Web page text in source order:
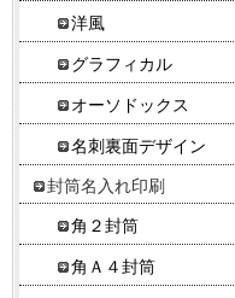
洋風
グラフィカル
オーソドックス
名刺裏面デザイン
封筒名入れ印刷
角２封筒
角Ａ４封筒